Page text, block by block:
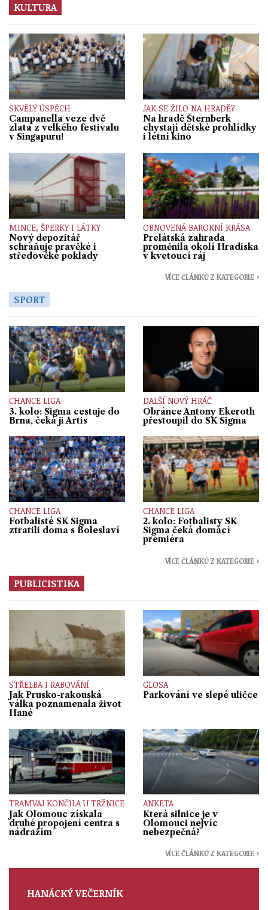
KULTURA
SKVĚLÝ ÚSPĚCH
Campanella veze dvě
zlata z velkého festivalu
v Singapuru!
JAK SE ŽILO NA HRADĚ?
Na hradě Šternberk
chystají dětské prohlídky
i letní kino
MINCE, ŠPERKY I LÁTKY
Nový depozitář
schraňuje pravěké i
středověké poklady
OBNOVENÁ BAROKNÍ KRÁSA
Prelátská zahrada
proměnila okolí Hradiska
v kvetoucí ráj
VÍCE ČLÁNKŮ Z KATEGORIE ›
SPORT
CHANCE LIGA
3. kolo: Sigma cestuje do
Brna, čeká ji Artis
DALŠÍ NOVÝ HRÁČ
Obránce Antony Ekeroth
přestoupil do SK Sigma
CHANCE LIGA
Fotbalisté SK Sigma
ztratili doma s Boleslaví
CHANCE LIGA
2. kolo: Fotbalisty SK
Sigma čeká domácí
premiéra
VÍCE ČLÁNKŮ Z KATEGORIE ›
PUBLICISTIKA
STŘELBA I RABOVÁNÍ
Jak Prusko-rakouská
válka poznamenala život
Hané
GLOSA
Parkování ve slepé uličce
TRAMVAJ KONČILA U TRŽNICE
Jak Olomouc získala
druhé propojení centra s
nádražím
ANKETA
Která silnice je v
Olomouci nejvíc
nebezpečná?
VÍCE ČLÁNKŮ Z KATEGORIE ›
HANÁCKÝ VEČERNÍK